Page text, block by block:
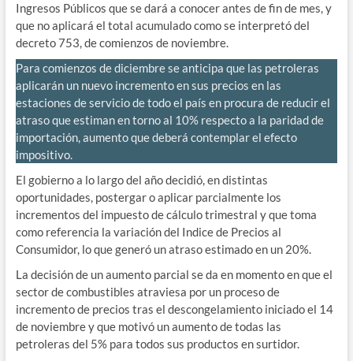
Ingresos Públicos que se dará a conocer antes de fin de mes, y
que no aplicará el total acumulado como se interpretó del
decreto 753, de comienzos de noviembre.
Para comienzos de diciembre se anticipa que las petroleras
aplicarán un nuevo incremento en sus precios en las
estaciones de servicio de todo el país en procura de reducir el
atraso que estiman en torno al 10% respecto a la paridad de
importación, aumento que deberá contemplar el efecto
impositivo.
El gobierno a lo largo del año decidió, en distintas
oportunidades, postergar o aplicar parcialmente los
incrementos del impuesto de cálculo trimestral y que toma
como referencia la variación del Indice de Precios al
Consumidor, lo que generó un atraso estimado en un 20%.
La decisión de un aumento parcial se da en momento en que el
sector de combustibles atraviesa por un proceso de
incremento de precios tras el descongelamiento iniciado el 14
de noviembre y que motivó un aumento de todas las
petroleras del 5% para todos sus productos en surtidor.